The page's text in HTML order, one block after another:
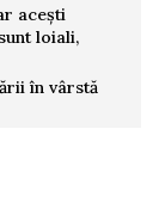
acești
loiali,
în vârstă